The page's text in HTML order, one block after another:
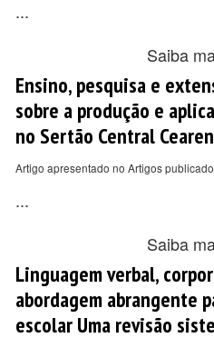
...
Saiba
Ensino, pesquisa e
sobre a produção e
no Sertão Central
Artigo apresentado no Artigos
...
Saiba
Linguagem verbal,
abordagem abrangente
escolar Uma revisão